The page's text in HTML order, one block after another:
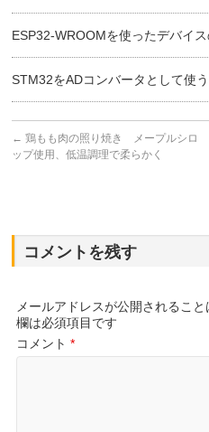
ESP32-WROOMを使ったデバイ
STM32をADコンバータとして使う
← 鶏もも肉の照り焼き メープルシロ
ップ使用、低温調理で柔らかく
コメントを残す
メールアドレスが公開されること
欄は必須項目です
コメント*